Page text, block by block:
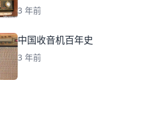
3 年前
中国收音机百年史
3 年前